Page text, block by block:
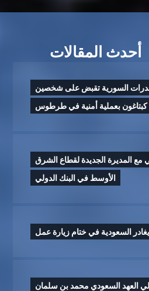
أحدث المقالات
السورية تقبض على شخصين
مع المديرة الجديدة لقطاع الشرق
الأوسط في البنك الدولي
السعودية في ختام زيارة عمل
العهد السعودي محمد بن سلمان